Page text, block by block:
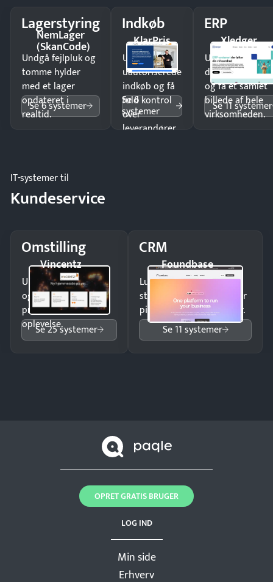
Lagerstyring
NemLager
(SkanCode)
Undgå fejlpluk og
tomme hylder
med et lager
opdateret i
realtid.
Se 6 systemer
Indkøb
KlarPris
Undgå
uautoriserede
indkøb og få
fuld kontrol
over
leverandører
Se 6
systemer
ERP
Xledger
Undgå
og få ét samlet
billede af hele
virksomheden.
Se 11 systemer
IT-systemer til
Kundeservice
Omstilling
Vincentz
Undgå tabte opkald
og giv kunderne en
professionel
oplevelse.
Se 25 systemer
CRM
Foundbase
Luk flere salg med et
struktureret overblik over
pipeline og opfølgninger.
Se 11 systemer
Min side
Erhverv
LOG IND
OPRET GRATIS BRUGER